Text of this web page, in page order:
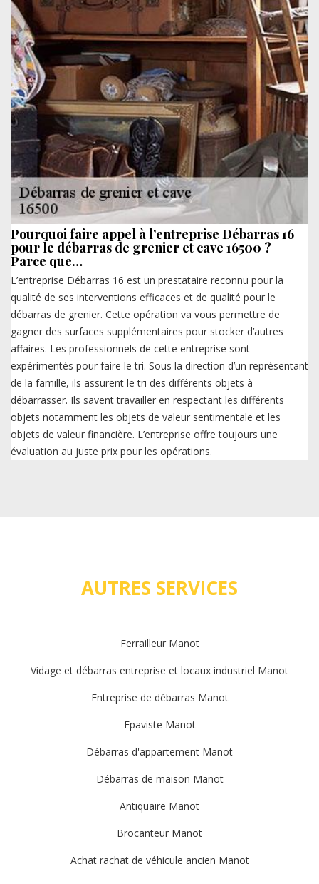
Pourquoi faire appel à l’entreprise Débarras 16
pour le débarras de grenier et cave 16500 ?
Parce que…
L’entreprise Débarras 16 est un prestataire reconnu pour la
qualité de ses interventions efficaces et de qualité pour le
débarras de grenier. Cette opération va vous permettre de
gagner des surfaces supplémentaires pour stocker d’autres
affaires. Les professionnels de cette entreprise sont
expérimentés pour faire le tri. Sous la direction d’un représentant
de la famille, ils assurent le tri des différents objets à
débarrasser. Ils savent travailler en respectant les différents
objets notamment les objets de valeur sentimentale et les
objets de valeur financière. L’entreprise offre toujours une
évaluation au juste prix pour les opérations.
AUTRES SERVICES
Ferrailleur Manot
Vidage et débarras entreprise et locaux industriel Manot
Entreprise de débarras Manot
Epaviste Manot
Débarras d'appartement Manot
Débarras de maison Manot
Antiquaire Manot
Brocanteur Manot
Achat rachat de véhicule ancien Manot